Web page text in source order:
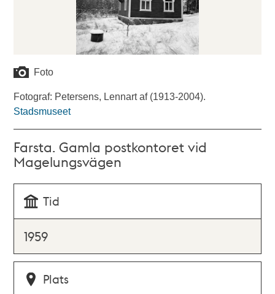
Foto
Fotograf: Petersens, Lennart af (1913-2004).
Stadsmuseet
Farsta. Gamla postkontoret vid
Magelungsvägen
Tid
1959
Plats